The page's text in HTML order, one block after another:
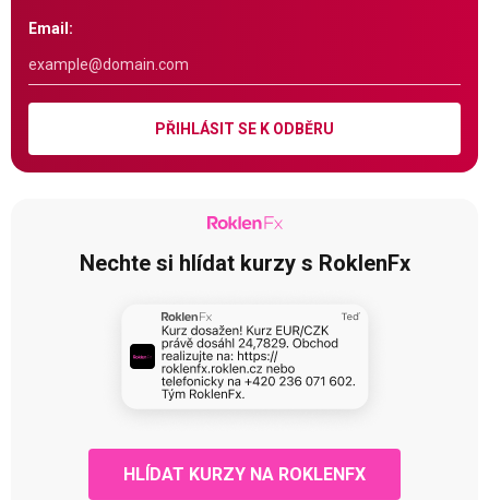
Email:
PŘIHLÁSIT SE K ODBĚRU
Nechte si hlídat kurzy s RoklenFx
HLÍDAT KURZY NA ROKLENFX